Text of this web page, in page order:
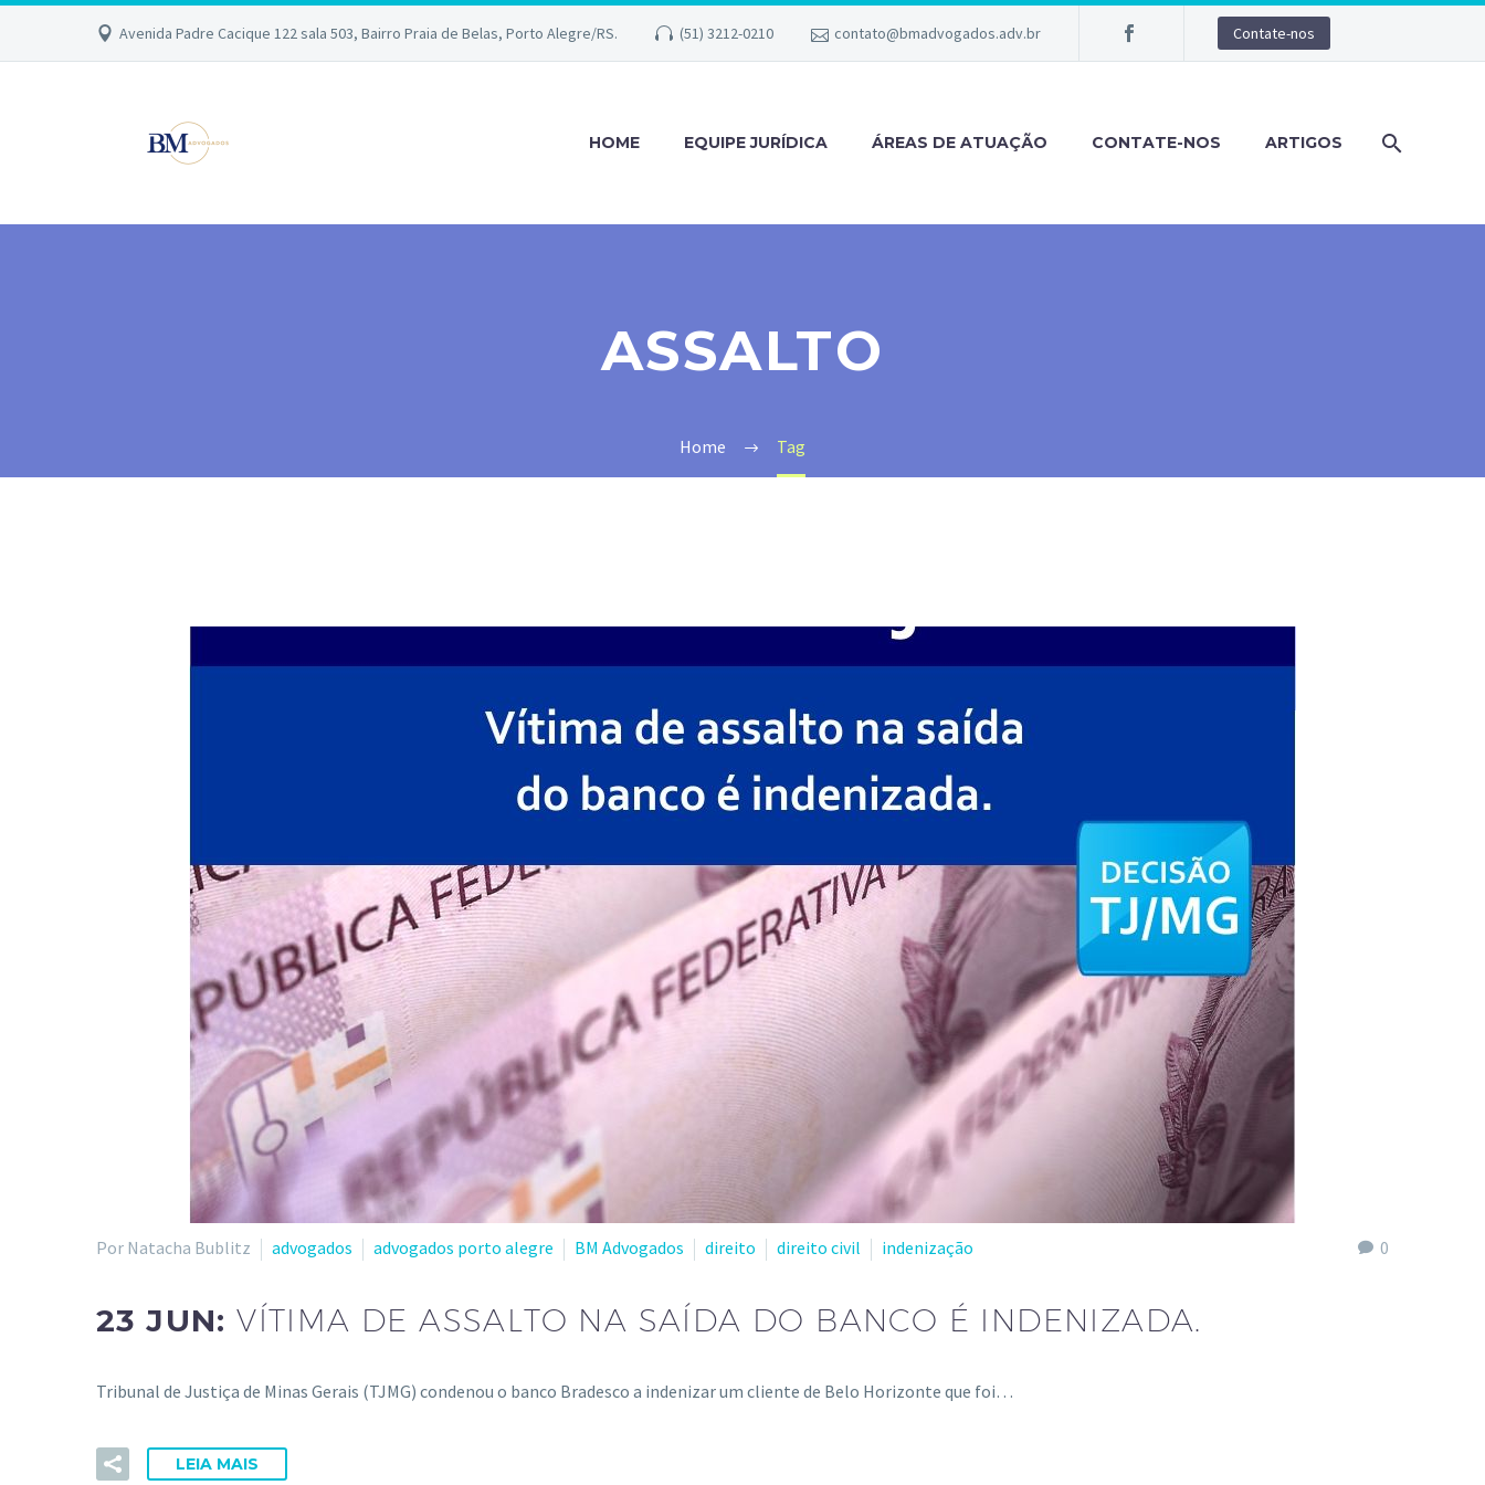
Avenida Padre Cacique 122 sala 503, Bairro Praia de Belas, Porto Alegre/RS. (51) 3212-0210 contato@bmadvogados.adv.br Contate-nos
HOME EQUIPE JURÍDICA ÁREAS DE ATUAÇÃO CONTATE-NOS ARTIGOS
ASSALTO
Home Tag
0
Por Natacha Bublitz advogados advogados porto alegre BM Advogados direito direito civil indenização
23 JUN:VÍTIMA DE ASSALTO NA SAÍDA DO BANCO É INDENIZADA.
Tribunal de Justiça de Minas Gerais (TJMG) condenou o banco Bradesco a indenizar um cliente de Belo Horizonte que foi…
LEIA MAIS